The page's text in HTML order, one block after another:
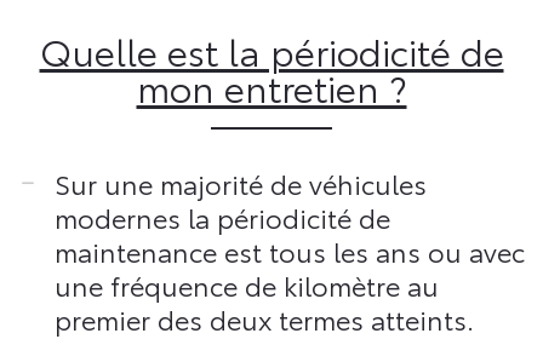
Quelle est la périodicité de
mon entretien ?
Sur une majorité de véhicules
modernes la périodicité de
maintenance est tous les ans ou avec
une fréquence de kilomètre au
premier des deux termes atteints.